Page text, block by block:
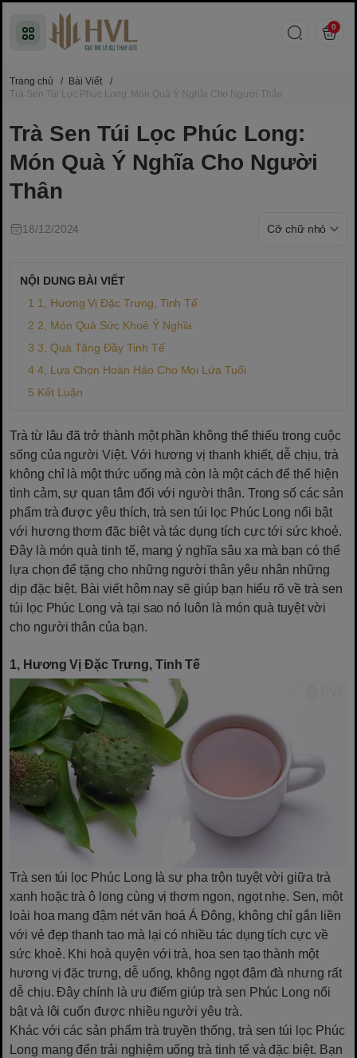
0
Trang chủ / Bài Viết
/
Trà Sen Túi Lọc Phúc Long: Món Quà Ý Nghĩa Cho Người Thân
Trà Sen Túi Lọc Phúc Long:
Món Quà Ý Nghĩa Cho Người
Thân
18/12/2024
NỘI DUNG BÀI VIẾT
1, Hương Vị Đặc Trưng, Tinh Tế
2, Món Quà Sức Khoẻ Ý Nghĩa
3, Quà Tặng Đầy Tinh Tế
4, Lựa Chọn Hoàn Hảo Cho Mọi Lứa Tuổi
Kết Luận
Trà từ lâu đã trở thành một phần không thể thiếu trong cuộc
sống của người Việt. Với hương vị thanh khiết, dễ chịu, trà
không chỉ là một thức uống mà còn là một cách để thể hiện
tình cảm, sự quan tâm đối với người thân. Trong số các sản
phẩm trà được yêu thích, trà sen túi lọc Phúc Long nổi bật
với hương thơm đặc biệt và tác dụng tích cực tới sức khoẻ.
Đây là món quà tinh tế, mang ý nghĩa sâu xa mà bạn có thể
lựa chọn để tặng cho những người thân yêu nhân những
dịp đặc biệt. Bài viết hôm nay sẽ giúp bạn hiểu rõ về trà sen
túi lọc Phúc Long và tại sao nó luôn là món quà tuyệt vời
cho người thân của bạn.
1, Hương Vị Đặc Trưng, Tinh Tế
Trà sen túi lọc Phúc Long là sự pha trộn tuyệt vời giữa trà
xanh hoặc trà ô long cùng vị thơm ngon, ngọt nhẹ. Sen, một
loài hoa mang đậm nét văn hoá Á Đông, không chỉ gắn liền
với vẻ đẹp thanh tao mà lại có nhiều tác dụng tích cực về
sức khoẻ. Khi hoà quyện với trà, hoa sen tạo thành một
hương vị đặc trưng, dễ uống, không ngọt đậm đà nhưng rất
dễ chịu. Đây chính là ưu điểm giúp trà sen Phúc Long nổi
bật và lôi cuốn được nhiều người yêu trà.
Khác với các sản phẩm trà truyền thống, trà sen túi lọc Phúc
Long mang đến trải nghiệm uống trà tinh tế và đặc biệt. Bạn